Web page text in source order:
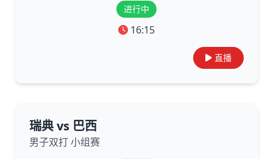
进行中
16:15
直播
瑞典 vs 巴西
男子双打 小组赛